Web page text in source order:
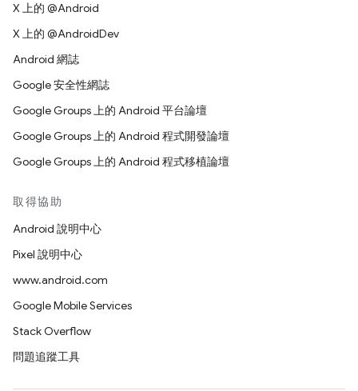
X 上的 @Android
X 上的 @AndroidDev
Android 網誌
Google 安全性網誌
Google Groups 上的 Android 平台論壇
Google Groups 上的 Android 程式開發論壇
Google Groups 上的 Android 程式移植論壇
取得協助
Android 說明中心
Pixel 說明中心
www.android.com
Google Mobile Services
Stack Overflow
問題追蹤工具